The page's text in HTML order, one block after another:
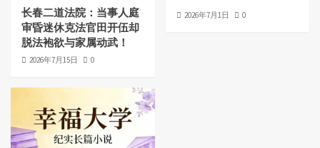
长春二道法院：当事人庭
审昏迷休克法官田开伍却
脱法袍欲与家属动武！
2026年7月15日 0
2026年7月1日 0